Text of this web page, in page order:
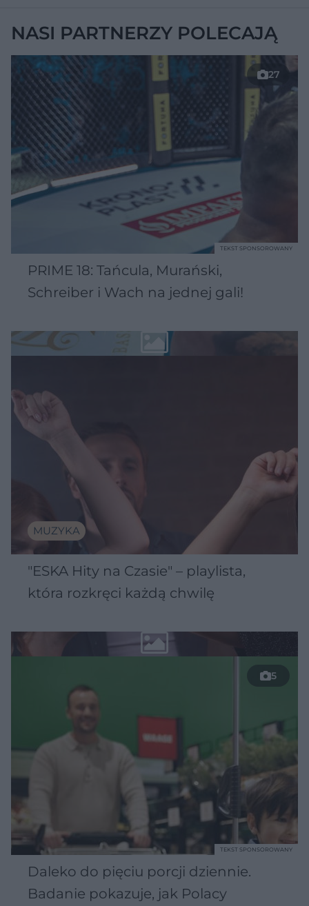
NASI PARTNERZY POLECAJĄ
27
PRIME 18: Tańcula, Murański,
Schreiber i Wach na jednej gali!
TEKST SPONSOROWANY
MUZYKA
"ESKA Hity na Czasie" – playlista,
która rozkręci każdą chwilę
5
Daleko do pięciu porcji dziennie.
Badanie pokazuje, jak Polacy
TEKST SPONSOROWANY